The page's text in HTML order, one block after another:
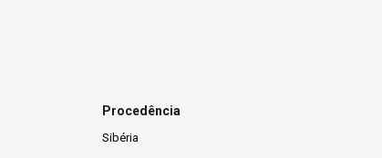
Procedência
Sibéria